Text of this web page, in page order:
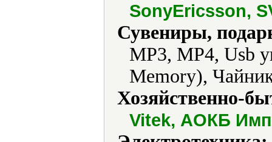
SonyEricsson,
Сувениры,
MP3, MP4, Usb
Memory),
Хозяйственно-
Vitek, АОКБ